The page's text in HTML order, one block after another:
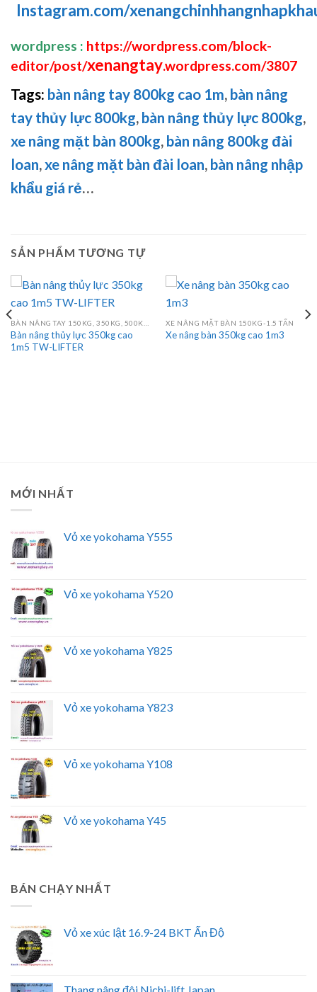
Instagram.com/
wordpress : https://wordpress.com/block-
editor/post/xenangtay.wordpress.com/3807
Tags: bàn nâng tay 800kg cao 1m, bàn nâng
tay thủy lực 800kg, bàn nâng thủy lực 800kg,
xe nâng mặt bàn 800kg, bàn nâng 800kg đài
loan,xe nâng mặt bàn đài loan, bàn nâng nhập
khẩu giá rẻ…
SẢN PHẨM TƯƠNG TỰ
Bàn nâng thủy lực 350kg cao
1m5 TW-LIFTER
XE NÂNG MẶT BÀN 150KG-1.5 TẤN
Xe nâng bàn 350kg cao 1m3
MỚI NHẤT
Vỏ xe yokohama Y555
Vỏ xe yokohama Y520
Vỏ xe yokohama Y825
Vỏ xe yokohama Y823
Vỏ xe yokohama Y108
Vỏ xe yokohama Y45
BÁN CHẠY NHẤT
Vỏ xe xúc lật 16.9-24 BKT Ấn Độ